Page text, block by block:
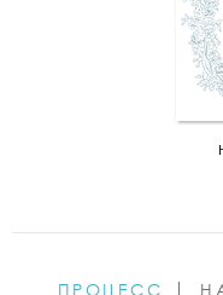
ПРОЦЕСС